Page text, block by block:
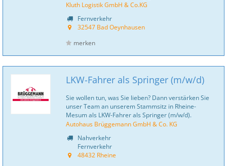
Kluth Logistik GmbH & Co.KG
Fernverkehr
32547 Bad Oeynhausen
merken
LKW-Fahrer als Springer (m/w/d)
Sie wollen tun, was Sie lieben? Dann verstärken Sie
unser Team an unserem Stammsitz in Rheine-
Mesum als LKW-Fahrer als Springer (m/w/d).
Autohaus Brüggemann GmbH & Co. KG
Nahverkehr
Fernverkehr
48432 Rheine